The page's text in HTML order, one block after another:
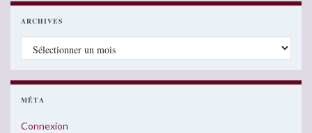
ARCHIVES
Archives
MÉTA
Connexion